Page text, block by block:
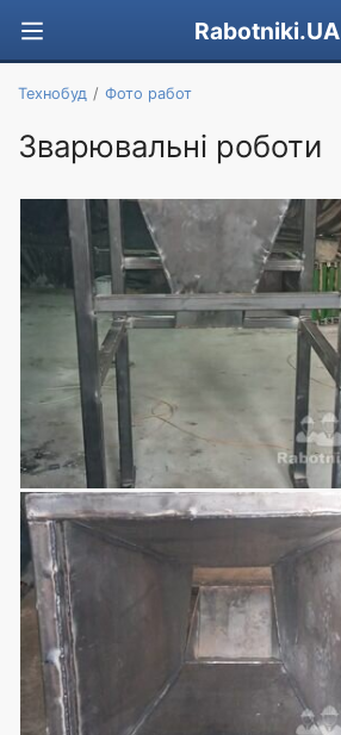
Rabotniki.UA
Технобуд Фото работ
Зварювальні роботи